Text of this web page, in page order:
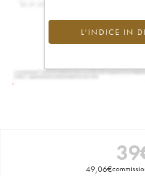
L'INDICE IN
39
49,06€